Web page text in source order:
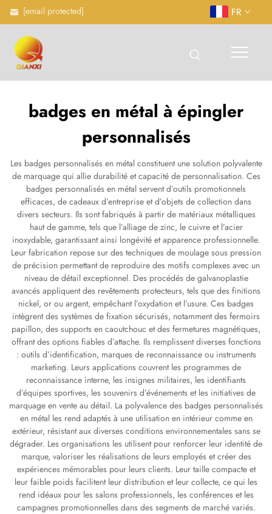
[email protected] FR
badges en métal à épingler
personnalisés
Les badges personnalisés en métal constituent une solution polyvalente
de marquage qui allie durabilité et capacité de personnalisation. Ces
badges personnalisés en métal servent d’outils promotionnels
efficaces, de cadeaux d’entreprise et d’objets de collection dans
divers secteurs. Ils sont fabriqués à partir de matériaux métalliques
haut de gamme, tels que l’alliage de zinc, le cuivre et l’acier
inoxydable, garantissant ainsi longévité et apparence professionnelle.
Leur fabrication repose sur des techniques de moulage sous pression
de précision permettant de reproduire des motifs complexes avec un
niveau de détail exceptionnel. Des procédés de galvanoplastie
avancés appliquent des revêtements protecteurs, tels que des finitions
nickel, or ou argent, empêchant l’oxydation et l’usure. Ces badges
intègrent des systèmes de fixation sécurisés, notamment des fermoirs
papillon, des supports en caoutchouc et des fermetures magnétiques,
offrant des options fiables d’attache. Ils remplissent diverses fonctions
: outils d’identification, marques de reconnaissance ou instruments
marketing. Leurs applications couvrent les programmes de
reconnaissance interne, les insignes militaires, les identifiants
d’équipes sportives, les souvenirs d’événements et les initiatives de
marquage en vente au détail. La polyvalence des badges personnalisés
en métal les rend adaptés à une utilisation en intérieur comme en
extérieur, résistant aux diverses conditions environnementales sans se
dégrader. Les organisations les utilisent pour renforcer leur identité de
marque, valoriser les réalisations de leurs employés et créer des
expériences mémorables pour leurs clients. Leur taille compacte et
leur faible poids facilitent leur distribution et leur collecte, ce qui les
rend idéaux pour les salons professionnels, les conférences et les
campagnes promotionnelles dans des segments de marché variés.